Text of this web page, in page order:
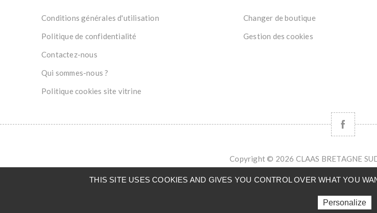
Conditions générales d'utilisation
Politique de confidentialité
Contactez-nous
Qui sommes-nous ?
Politique cookies site vitrine
Changer de boutique
Gestion des cookies
Copyright © 2026 CLAAS BRETAGNE
THIS SITE USES COOKIES AND GIVES YOU CONTROL OVER WHAT YOU
Personalize